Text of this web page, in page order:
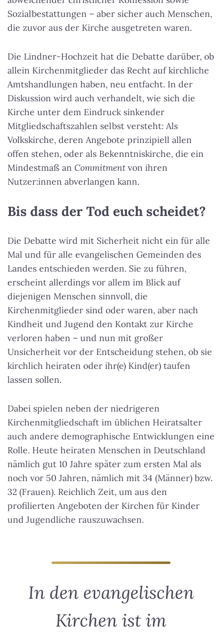
Sozialbestattungen – aber sicher auch Menschen,
die zuvor aus der Kirche ausgetreten waren.
Die Lindner-Hochzeit hat die Debatte darüber, ob
allein Kirchenmitglieder das Recht auf kirchliche
Amtshandlungen haben, neu entfacht. In der
Diskussion wird auch verhandelt, wie sich die
Kirche unter dem Eindruck sinkender
Mitgliedschaftszahlen selbst versteht: Als
Volkskirche, deren Angebote prinzipiell allen
offen stehen, oder als Bekenntniskirche, die ein
Mindestmaß an Commitmentvon ihren
Nutzer:innen abverlangen kann.
Bis dass der Tod euch scheidet?
Die Debatte wird mit Sicherheit nicht ein für alle
Mal und für alle evangelischen Gemeinden des
Landes entschieden werden. Sie zu führen,
erscheint allerdings vor allem im Blick auf
diejenigen Menschen sinnvoll, die
Kirchenmitglieder sind oder waren, aber nach
Kindheit und Jugend den Kontakt zur Kirche
verloren haben – und nun mit großer
Unsicherheit vor der Entscheidung stehen, ob sie
kirchlich heiraten oder ihr(e) Kind(er) taufen
lassen sollen.
Dabei spielen neben der niedrigeren
Kirchenmitgliedschaft im üblichen Heiratsalter
auch andere demographische Entwicklungen eine
Rolle. Heute heiraten Menschen in Deutschland
nämlich gut 10 Jahre später zum ersten Mal als
noch vor 50 Jahren, nämlich mit 34 (Männer) bzw.
32 (Frauen). Reichlich Zeit, um aus den
profilierten Angeboten der Kirchen für Kinder
und Jugendliche rauszuwachsen.
In den evangelischen
Kirchen ist im